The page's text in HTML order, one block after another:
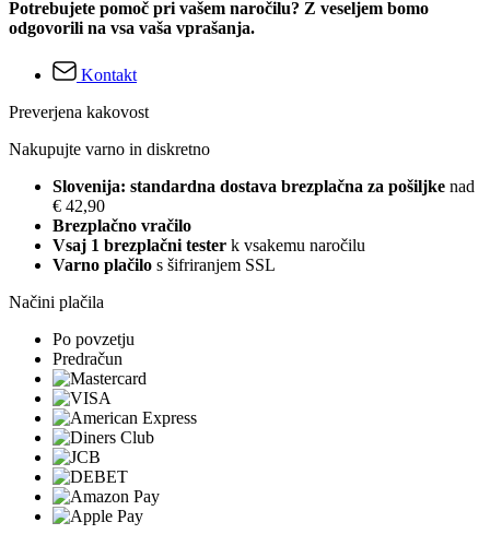
Potrebujete pomoč pri vašem naročilu? Z veseljem bomo
odgovorili na vsa vaša vprašanja.
Kontakt
Preverjena kakovost
Nakupujte varno in diskretno
Slovenija: standardna dostava brezplačna za pošiljke nad
€ 42,90
Brezplačno vračilo
Vsaj 1 brezplačni tester k vsakemu naročilu
Varno plačilo s šifriranjem SSL
Načini plačila
Po povzetju
Predračun